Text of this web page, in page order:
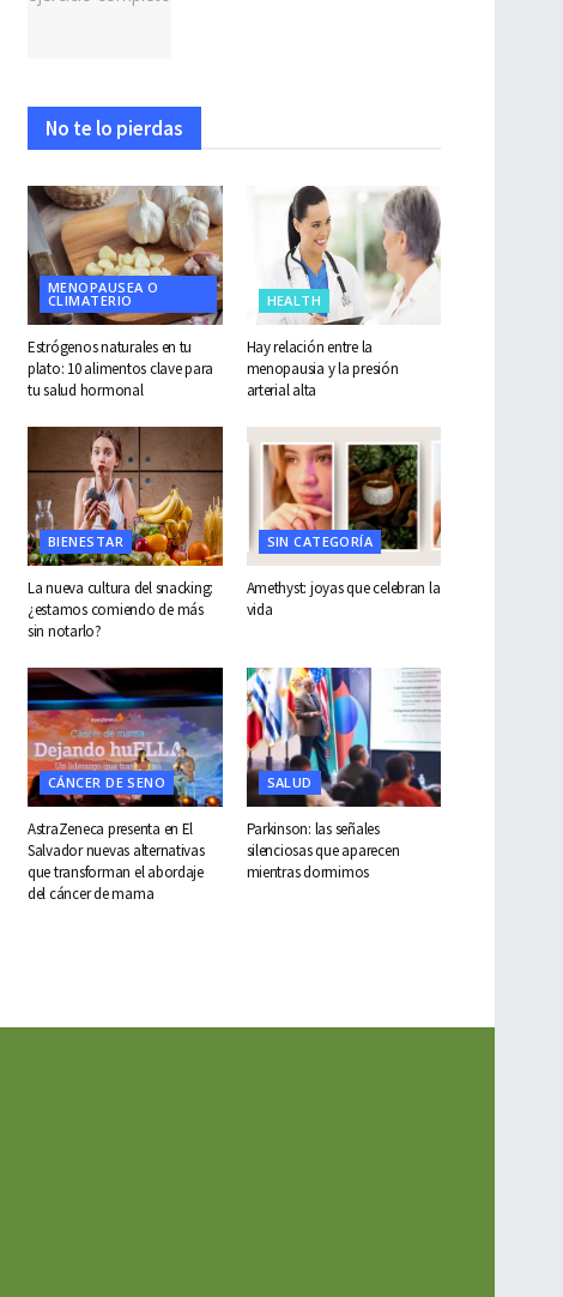
No te lo pierdas
MENOPAUSEA O
CLIMATERIO
Estrógenos naturales en tu
plato: 10 alimentos clave para
tu salud hormonal
HEALTH
Hay relación entre la
menopausia y la presión
arterial alta
BIENESTAR
La nueva cultura del snacking:
¿estamos comiendo de más
sin notarlo?
SIN CATEGORÍA
Amethyst: joyas que celebran la
vida
CÁNCER DE SENO
AstraZeneca presenta en El
Salvador nuevas alternativas
que transforman el abordaje
del cáncer de mama
SALUD
Parkinson: las señales
silenciosas que aparecen
mientras dormimos